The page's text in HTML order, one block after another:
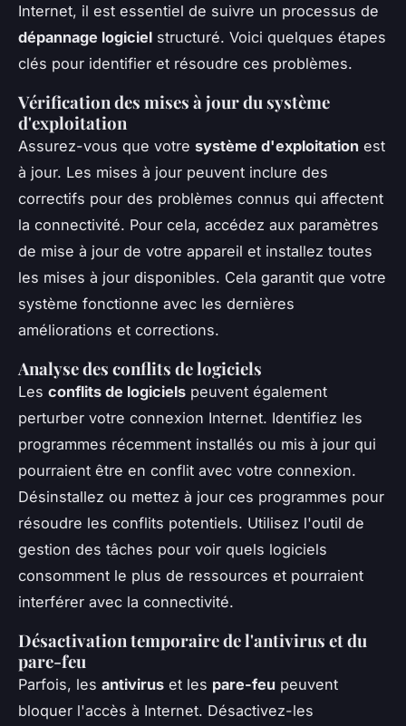
Internet, il est essentiel de suivre un processus de
dépannage logiciel structuré. Voici quelques étapes
clés pour identifier et résoudre ces problèmes.
Vérification des mises à jour du système
d'exploitation
Assurez-vous que votre système d'exploitation est
à jour. Les mises à jour peuvent inclure des
correctifs pour des problèmes connus qui affectent
la connectivité. Pour cela, accédez aux paramètres
de mise à jour de votre appareil et installez toutes
les mises à jour disponibles. Cela garantit que votre
système fonctionne avec les dernières
améliorations et corrections.
Analyse des conflits de logiciels
Les conflits de logiciels peuvent également
perturber votre connexion Internet. Identifiez les
programmes récemment installés ou mis à jour qui
pourraient être en conflit avec votre connexion.
Désinstallez ou mettez à jour ces programmes pour
résoudre les conflits potentiels. Utilisez l'outil de
gestion des tâches pour voir quels logiciels
consomment le plus de ressources et pourraient
interférer avec la connectivité.
Désactivation temporaire de l'antivirus et du
pare-feu
Parfois, les antivirus et les pare-feu peuvent
bloquer l'accès à Internet. Désactivez-les